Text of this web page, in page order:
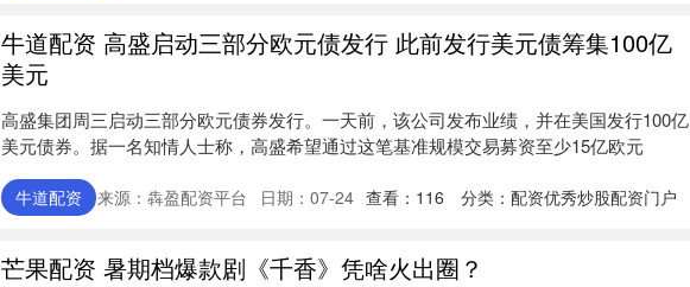
牛道配资 高盛启动三部分欧元债发行 此前发行美元债筹集100亿
美元
高盛集团周三启动三部分欧元债券发行。一天前，该公司发布业绩，并在美国发行100亿
美元债券。据一名知情人士称，高盛希望通过这笔基准规模交易募资至少15亿欧元
牛道配资 来源：犇盈配资平台 日期：07-24 查看： 116 分类：配资优秀炒股配资门户
芒果配资 暑期档爆款剧《千香》凭啥火出圈？